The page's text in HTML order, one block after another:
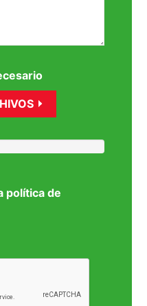
política de